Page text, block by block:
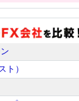
ト）